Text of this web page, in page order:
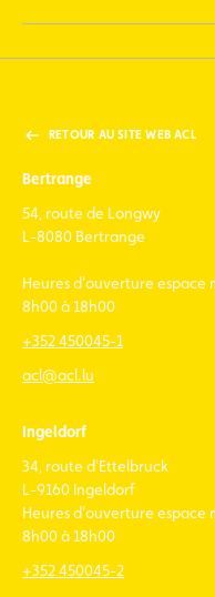
RETOUR AU SITE WEB ACL
Bertrange
54, route de Longwy
L-8080 Bertrange
Heures d'ouverture espace
8h00 à 18h00
+352 450045-1
acl@acl.lu
Ingeldorf
34, route d'Ettelbruck
L-9160 Ingeldorf
Heures d'ouverture espace
8h00 à 18h00
+352 450045-2